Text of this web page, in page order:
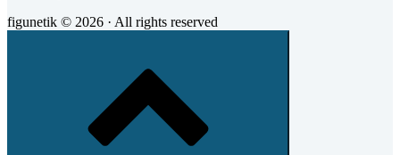
figunetik © 2026 · All rights reserved